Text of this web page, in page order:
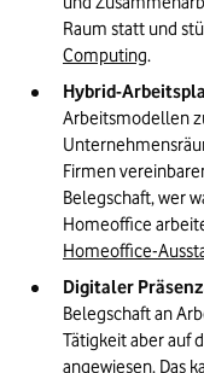
Raum statt und
Computing.
Hybrid-
Arbeitsmodellen
Firmen
Belegschaft, wer
Homeoffice-
Digitaler
Belegschaft an
Tätigkeit aber auf
angewiesen. Das